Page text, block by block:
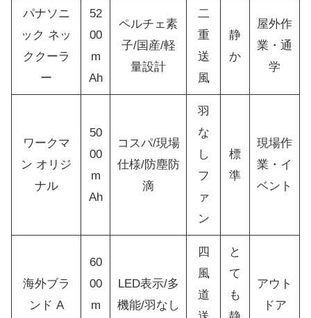
パナソニ
ック ネッ
ククーラ
ー
52
00
m
Ah
ペルチェ素
子/国産/軽
量設計
二
重
送
風
静
か
屋外作
業・通
学
ワークマ
ン オリジ
ナル
50
00
m
Ah
コスパ/現場
仕様/防塵防
滴
羽
な
し
フ
ァ
ン
標
準
現場作
業・イ
ベント
海外ブラ
ンド A
60
00
m
LED表示/多
機能/羽なし
四
風
道
と
て
も
アウト
ドア